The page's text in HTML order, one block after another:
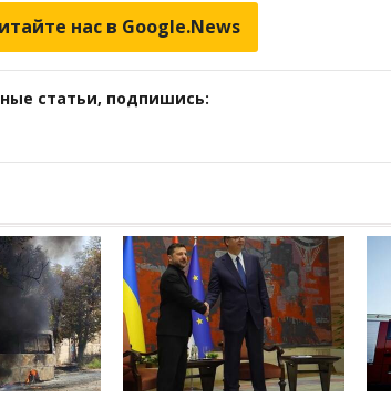
нас в Google.News
статьи, подпишись: